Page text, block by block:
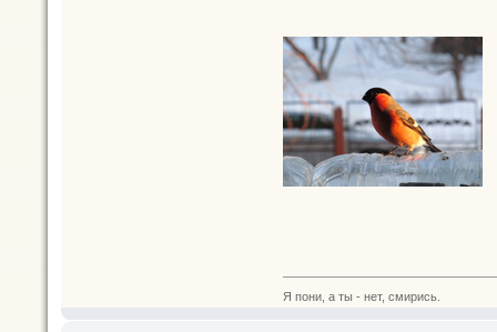
Я пони, а ты - нет, смирись.